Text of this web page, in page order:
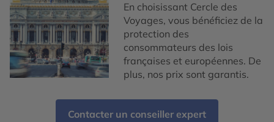
En choisissant Cercle des
Voyages, vous bénéficiez de la
protection des
consommateurs des lois
françaises et européennes. De
plus, nos prix sont garantis.
Contacter un conseiller expert